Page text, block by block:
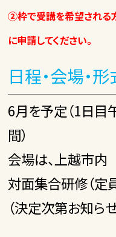
②枠で受講を希望される
に申請してください。
日程・会場・形
6月を予定（1日
間）
会場は、上越市内
対面集合研修（定
（決定次第お知ら